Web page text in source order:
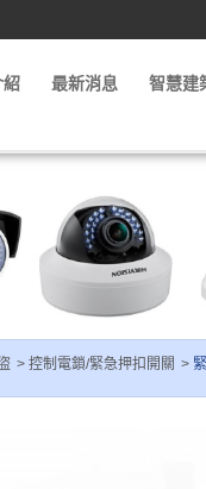
紹 最新消息 智慧建
控制電鎖/緊急押扣開關